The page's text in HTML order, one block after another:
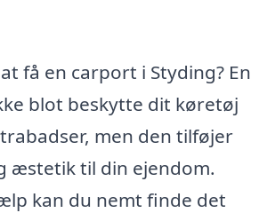
få en carport i Styding? En
blot beskytte dit køretøj
men den tilføjer
æstetik til din ejendom.
kan du nemt finde det